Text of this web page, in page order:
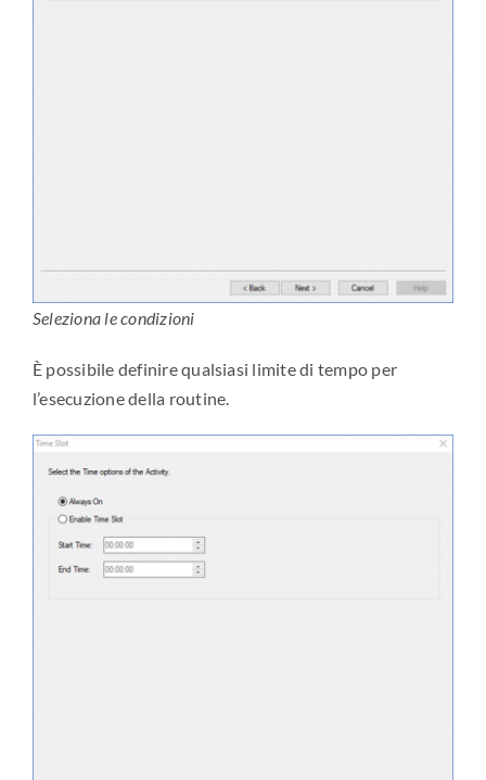
Seleziona le condizioni
È possibile definire qualsiasi limite di tempo per
l’esecuzione della routine.